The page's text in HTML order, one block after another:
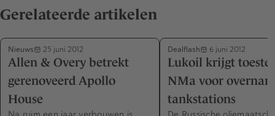
Gerelateerde artikelen
Nieuws 25 juni 2012
Allen & Overy betrekt
gerenoveerd Apollo
House
Dealflash 6 juni 2012
Lukoil krijgt
NMa voor
tankstations